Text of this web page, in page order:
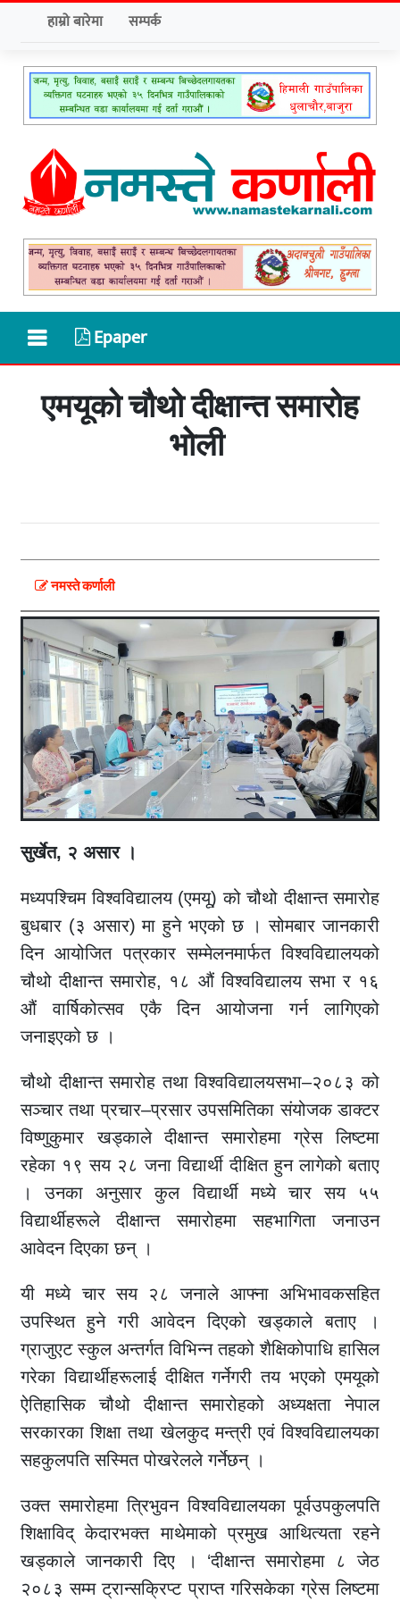
हाम्रो बारेमा सम्पर्क
Epaper
एमयूको चौथो दीक्षान्त समारोह
भोली
नमस्ते कर्णाली
सुर्खेत, २ असार ।
मध्यपश्चिम विश्वविद्यालय (एमयू) को चौथो दीक्षान्त समारोह
बुधबार (३ असार) मा हुने भएको छ । सोमबार जानकारी
दिन आयोजित पत्रकार सम्मेलनमार्फत विश्वविद्यालयको
चौथो दीक्षान्त समारोह, १८ औं विश्वविद्यालय सभा र १६
औं वार्षिकोत्सव एकै दिन आयोजना गर्न लागिएको
जनाइएको छ ।
चौथो दीक्षान्त समारोह तथा विश्वविद्यालयसभा–२०८३ को
सञ्चार तथा प्रचार–प्रसार उपसमितिका संयोजक डाक्टर
विष्णुकुमार खड्काले दीक्षान्त समारोहमा ग्रेस लिष्टमा
रहेका १९ सय २८ जना विद्यार्थी दीक्षित हुन लागेको बताए
। उनका अनुसार कुल विद्यार्थी मध्ये चार सय ५५
विद्यार्थीहरूले दीक्षान्त समारोहमा सहभागिता जनाउन
आवेदन दिएका छन् ।
यी मध्ये चार सय २८ जनाले आफ्ना अभिभावकसहित
उपस्थित हुने गरी आवेदन दिएको खड्काले बताए ।
ग्राजुएट स्कुल अन्तर्गत विभिन्न तहको शैक्षिकोपाधि हासिल
गरेका विद्यार्थीहरूलाई दीक्षित गर्नेगरी तय भएको एमयूको
ऐतिहासिक चौथो दीक्षान्त समारोहको अध्यक्षता नेपाल
सरकारका शिक्षा तथा खेलकुद मन्त्री एवं विश्वविद्यालयका
सहकुलपति सस्मित पोखरेलले गर्नेछन् ।
उक्त समारोहमा त्रिभुवन विश्वविद्यालयका पूर्वउपकुलपति
शिक्षाविद् केदारभक्त माथेमाको प्रमुख आथित्यता रहने
खड्काले जानकारी दिए । ‘दीक्षान्त समारोहमा ८ जेठ
२०८३ सम्म ट्रान्सक्रिप्ट प्राप्त गरिसकेका ग्रेस लिष्टमा